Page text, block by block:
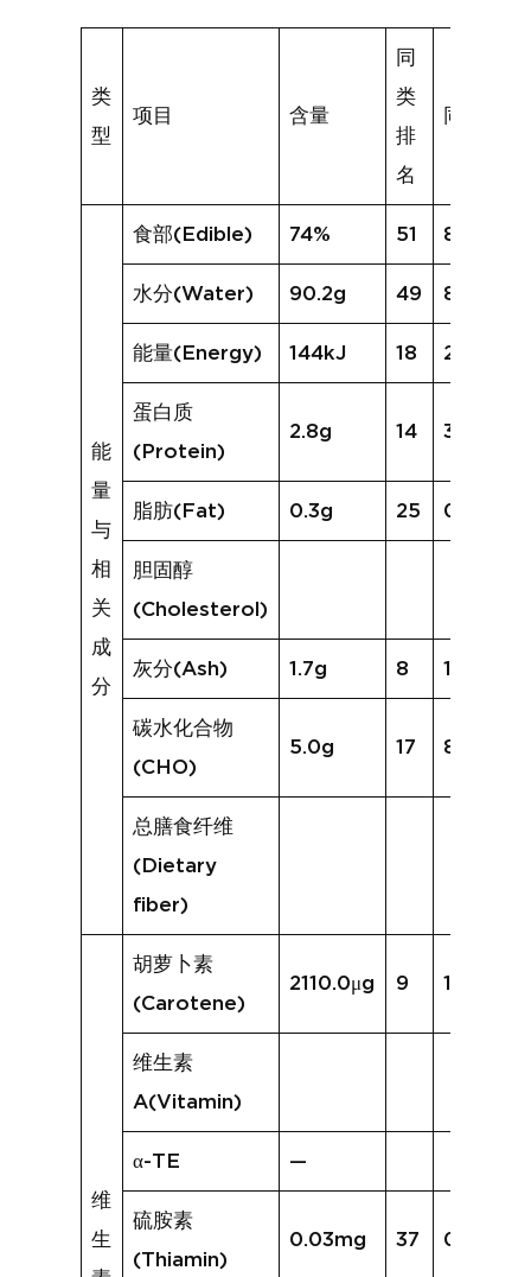
类
型
项目 含量
同
类
排
名
同类均值
能
量
与
相
关
成
分
食部(Edible) 74% 51 85%
水分(Water) 90.2g 49 86.8g
能量(Energy) 144kJ 18 204kJ
蛋白质
(Protein)
2.8g 14 3.2g
脂肪(Fat) 0.3g 25 0.4g
胆固醇
(Cholesterol)
灰分(Ash) 1.7g 8 1.3g
碳水化合物
(CHO)
5.0g 17 8.3g
总膳食纤维
(Dietary
fiber)
维
生
胡萝卜素
(Carotene)
2110.0μg 9 1061.6μg
维生素
A(Vitamin)
α-TE —
硫胺素
(Thiamin)
0.03mg 37 0.04mg